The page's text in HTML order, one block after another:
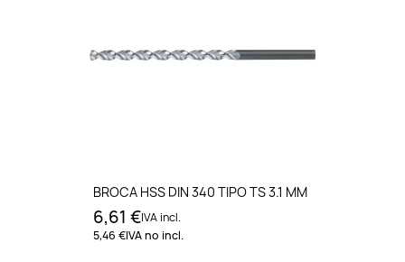
BROCA HSS DIN 340 TIPO TS 3.1 MM
6,61 €IVA incl.
5,46 €IVA no incl.